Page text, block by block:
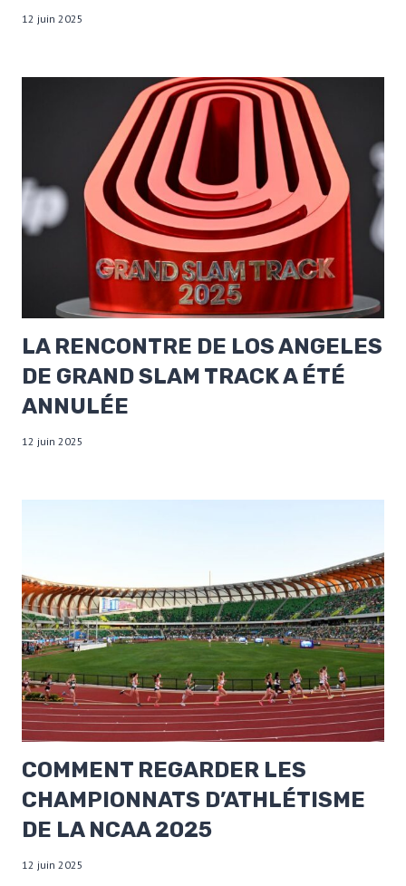
12 juin 2025
LA RENCONTRE DE LOS ANGELES
DE GRAND SLAM TRACK A ÉTÉ
ANNULÉE
12 juin 2025
COMMENT REGARDER LES
CHAMPIONNATS D’ATHLÉTISME
DE LA NCAA 2025
12 juin 2025